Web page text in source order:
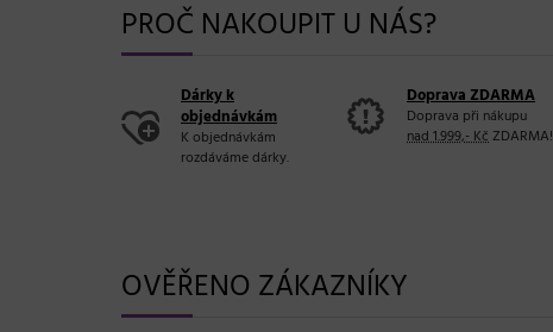
PROČ NAKOUPIT U NÁS?
Dárky k
objednávkám
K objednávkám
rozdáváme dárky.
Doprava ZDARMA
Doprava při nákupu
nad 1.999,- KčZDARMA!
OVĚŘENO ZÁKAZNÍKY